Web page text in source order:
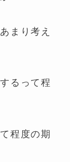
まり考え
るって程
程度の期